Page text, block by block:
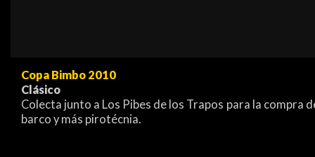
Copa Bimbo 2010
Clásico
Colecta junto a Los Pibes de los Trapos para la compra
barco y más pirotécnia.